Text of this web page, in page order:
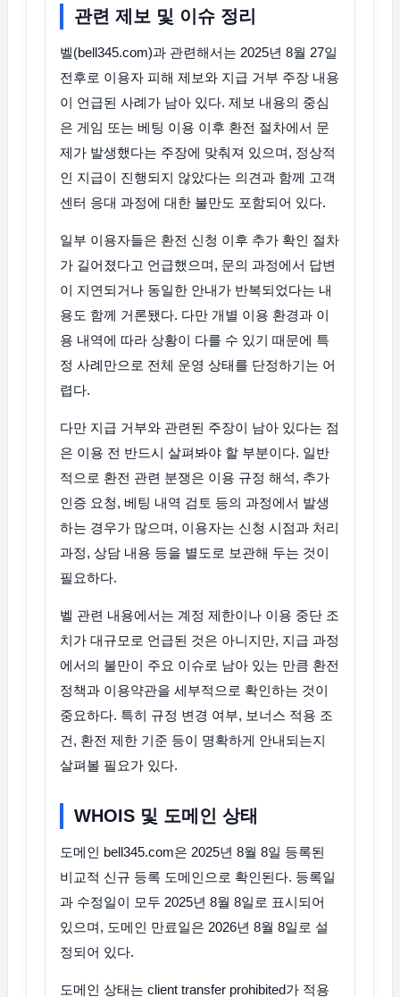
관련 제보 및 이슈 정리
벨(bell345.com)과 관련해서는 2025년 8월 27일
전후로 이용자 피해 제보와 지급 거부 주장 내용
이 언급된 사례가 남아 있다. 제보 내용의 중심
은 게임 또는 베팅 이용 이후 환전 절차에서 문
제가 발생했다는 주장에 맞춰져 있으며, 정상적
인 지급이 진행되지 않았다는 의견과 함께 고객
센터 응대 과정에 대한 불만도 포함되어 있다.
일부 이용자들은 환전 신청 이후 추가 확인 절차
가 길어졌다고 언급했으며, 문의 과정에서 답변
이 지연되거나 동일한 안내가 반복되었다는 내
용도 함께 거론됐다. 다만 개별 이용 환경과 이
용 내역에 따라 상황이 다를 수 있기 때문에 특
정 사례만으로 전체 운영 상태를 단정하기는 어
렵다.
다만 지급 거부와 관련된 주장이 남아 있다는 점
은 이용 전 반드시 살펴봐야 할 부분이다. 일반
적으로 환전 관련 분쟁은 이용 규정 해석, 추가
인증 요청, 베팅 내역 검토 등의 과정에서 발생
하는 경우가 많으며, 이용자는 신청 시점과 처리
과정, 상담 내용 등을 별도로 보관해 두는 것이
필요하다.
벨 관련 내용에서는 계정 제한이나 이용 중단 조
치가 대규모로 언급된 것은 아니지만, 지급 과정
에서의 불만이 주요 이슈로 남아 있는 만큼 환전
정책과 이용약관을 세부적으로 확인하는 것이
중요하다. 특히 규정 변경 여부, 보너스 적용 조
건, 환전 제한 기준 등이 명확하게 안내되는지
살펴볼 필요가 있다.
WHOIS 및 도메인 상태
도메인 bell345.com은 2025년 8월 8일 등록된
비교적 신규 등록 도메인으로 확인된다. 등록일
과 수정일이 모두 2025년 8월 8일로 표시되어
있으며, 도메인 만료일은 2026년 8월 8일로 설
정되어 있다.
도메인 상태는 client transfer prohibited가 적용